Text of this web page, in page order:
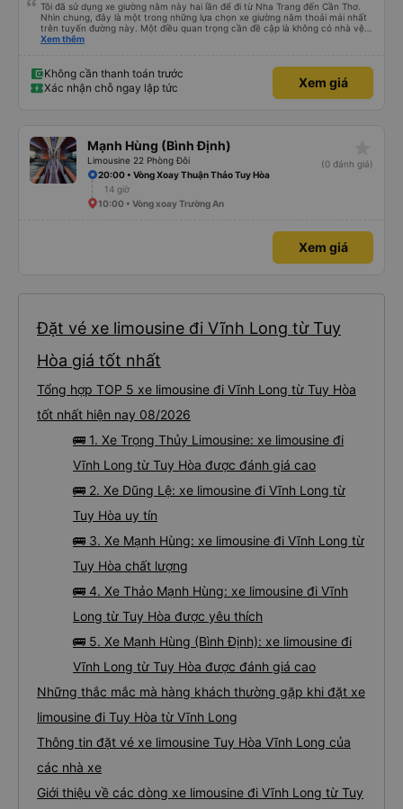
Tôi đã sử dụng xe giường nằm này hai lần để đi từ Nha Trang đến Cần Thơ.
Nhìn chung, đây là một trong những lựa chọn xe giường nằm thoải mái nhất
trên tuyến đường này. Một điều quan trọng cần đề cập là không có nhà vệ
sinh trên xe, điều này có thể gây khó chịu trên một hành trình dài xuyên
chậm khoảng một tiếng, nhưng công ty đã thông báo trước cho tôi, nên tôi
không gặp vấn đề gì. Xe khá thoải mái, có chăn và hai gối, và các tài xế lịch
sự và thân thiện. Có các điểm dừng nghỉ vào khoảng 4:00 sáng và 9:00
cho đến khoảng 8:00 sáng, điều này khá khó chịu. Có vẻ như lịch trình phụ
thuộc vào tài xế, và tôi thực sự hy vọng các điểm dừng sẽ được bố trí đều
đặn hơn trong tương lai. Nhìn chung, tôi hài lòng và sẽ tiếp tục sử dụng dịch
vụ xe buýt giường nằm của công ty này cho các chuyến công tác, vì đây
vẫn là một trong những lựa chọn xe buýt giường nằm thoải mái nhất trên
tuyến đường này. Tôi thực sự hy vọng rằng trong tương lai các tài xế sẽ
dừng xe thường xuyên theo lịch trình, đặc biệt là vì tôi dự định sẽ đi tuyến
đường này một lần nữa vào tuần tới.
Xem thêm
Không cần thanh toán trước
Xác nhận chỗ ngay lập tức
Xem giá
Mạnh Hùng (Bình Định)
Limousine 22 Phòng Đôi
(0 đánh giá)
20:00 • Vòng Xoay Thuận Thảo Tuy Hòa
14 giờ
10:00 • Vòng xoay Trường An
Xem giá
Đặt vé xe limousine đi Vĩnh Long từ Tuy
Hòa giá tốt nhất
Tổng hợp TOP 5 xe limousine đi Vĩnh Long từ Tuy Hòa
tốt nhất hiện nay 08/2026
🚌 1. Xe Trọng Thủy Limousine: xe limousine đi
Vĩnh Long từ Tuy Hòa được đánh giá cao
🚌 2. Xe Dũng Lệ: xe limousine đi Vĩnh Long từ
Tuy Hòa uy tín
🚌 3. Xe Mạnh Hùng: xe limousine đi Vĩnh Long từ
Tuy Hòa chất lượng
🚌 4. Xe Thảo Mạnh Hùng: xe limousine đi Vĩnh
Long từ Tuy Hòa được yêu thích
🚌 5. Xe Mạnh Hùng (Bình Định): xe limousine đi
Vĩnh Long từ Tuy Hòa được đánh giá cao
Những thắc mắc mà hàng khách thường gặp khi đặt xe
limousine đi Tuy Hòa từ Vĩnh Long
Thông tin đặt vé xe limousine Tuy Hòa Vĩnh Long của
các nhà xe
Giới thiệu về các dòng xe limousine đi Vĩnh Long từ Tuy